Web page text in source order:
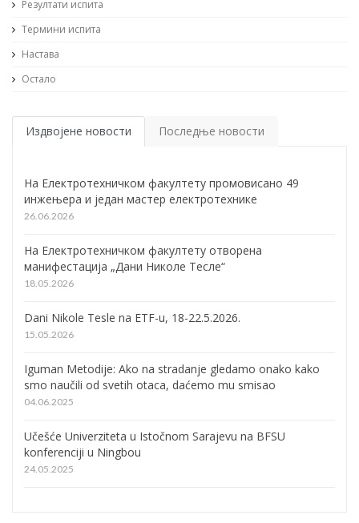
Резултати испита
Термини испита
Настава
Остало
Издвојене новости Последње новости
На Електротехничком факултету промовисано 49
инжењера и један мастер електротехнике
26.06.2026
На Електротехничком факултету отворена
манифестација „Дани Николе Тесле“
18.05.2026
Dani Nikole Tesle na ETF-u, 18-22.5.2026.
15.05.2026
Iguman Metodije: Ako na stradanje gledamo onako kako
smo naučili od svetih otaca, daćemo mu smisao
04.06.2025
Učešće Univerziteta u Istočnom Sarajevu na BFSU
konferenciji u Ningbou
24.05.2025